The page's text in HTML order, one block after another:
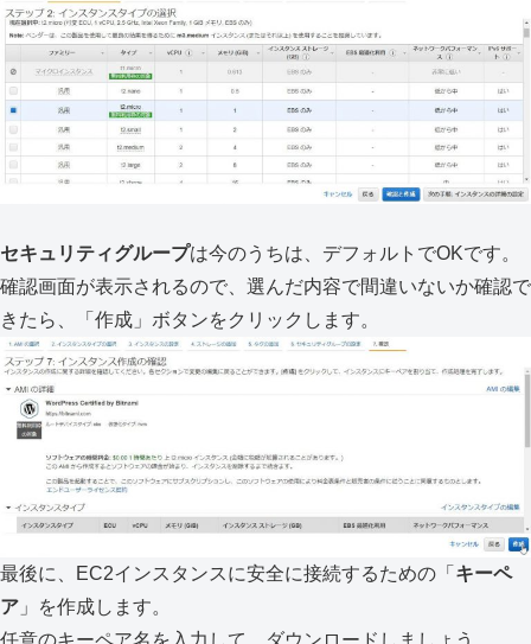
セキュリティグループは今のうちは、デフォルトでOKです。
確認画面が表示されるので、選んだ内容で間違いないか確認で
きたら、「作成」ボタンをクリックします。
最後に、EC2インスタンスに安全に接続するための「 キーペ
ア 」を作成します。
任意のキーペア名を入力して、ダウンロードしましょう。